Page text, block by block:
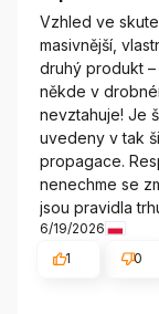
Vzhled ve
masivnější,
druhý produkt –
někde v
nevztahuje! Je
uvedeny v tak
propagace.
nenechme se
jsou pravidla
6/19/2026
1
0